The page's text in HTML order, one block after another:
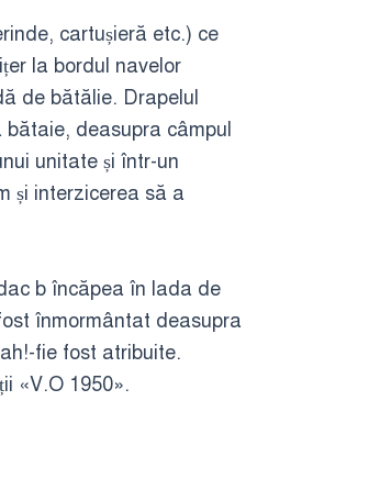
cartușieră etc.) ce
la bordul navelor
de bătălie. Drapelul
deasupra câmpul
unitate și într-un
și interzicerea să a
b încăpea în lada de
înmormântat deasupra
fie fost atribuite.
«V.O 1950».